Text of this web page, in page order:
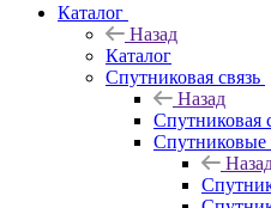
Каталог
Назад
Каталог
Спутниковая связь
Назад
Спутниковая
Спутниковые